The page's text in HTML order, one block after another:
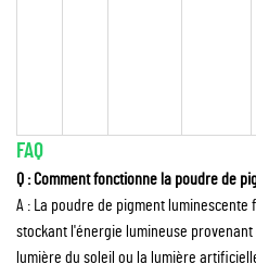
FAQ
Q : Comment fonctionne la poudre de
A : La poudre de pigment
stockant l'énergie lumineuse
lumière du soleil ou la lumière